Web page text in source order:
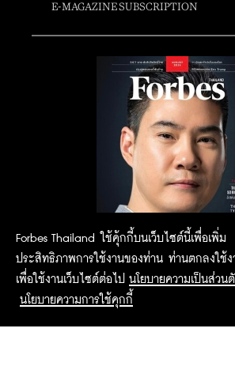
Forbes Thailand ใช้คุ้กกี้บนเว็บไซต์นี้เพื่อเพิ่ม
ประสิทธิภาพการใช้งานของท่าน ท่านตกลงใช้
เพื่อใช้งานเว็บไซต์ต่อไป นโยบายความเป็นส่วน
นโยบายความการใช้คุกกี้
E-MAGAZINE SUBSCRIPTION
2015 Forbesthailand.com ALL